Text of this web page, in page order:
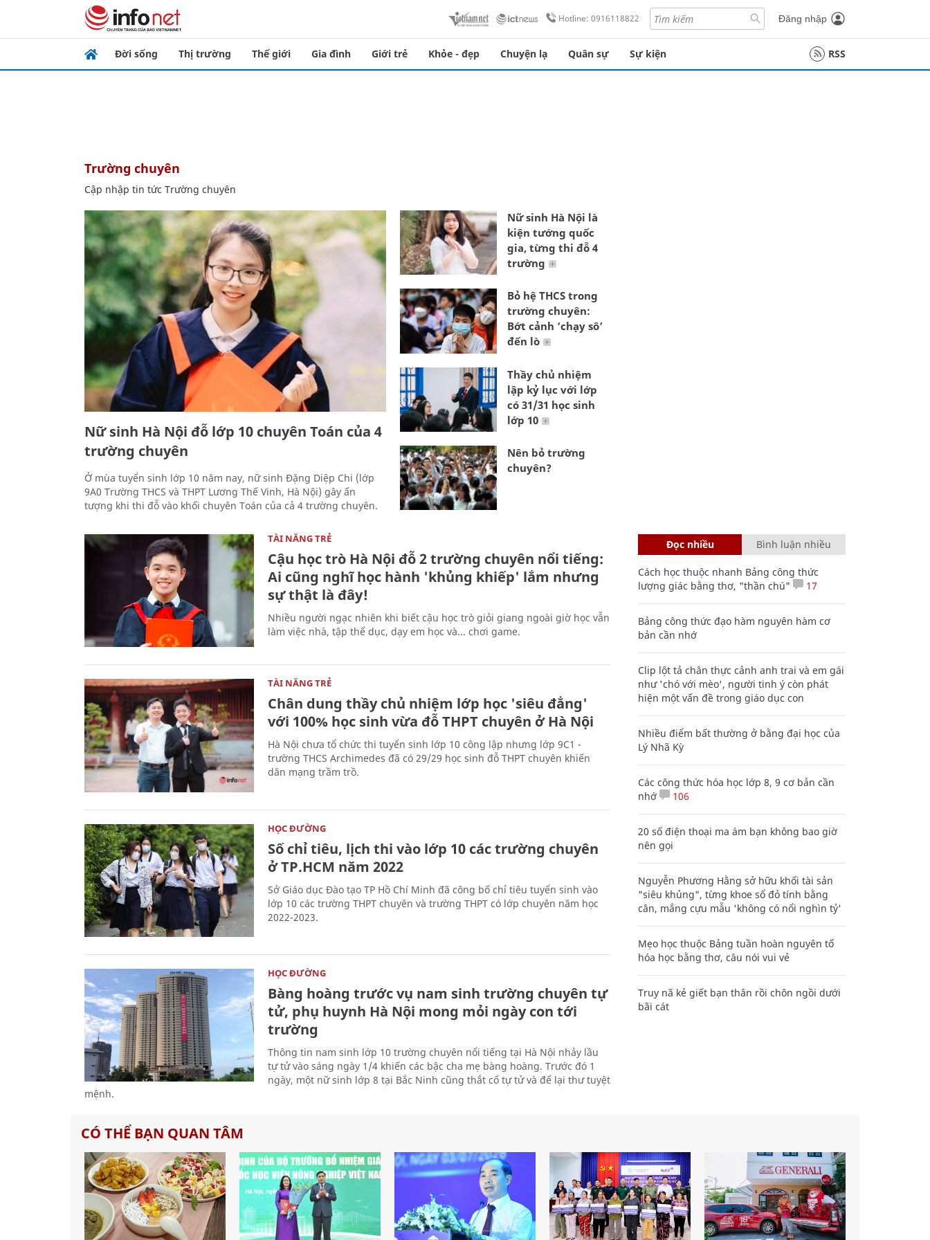
Hotline: 0916118822 Đăng nhập
Đời sống Thị trường Thế giới Gia đình Giới trẻ Khỏe - đẹp Chuyện lạ Quân sự Sự kiện RSS
Trường chuyên
Cập nhập tin tức Trường chuyên
Nữ sinh Hà Nội đỗ lớp 10 chuyên Toán của 4
trường chuyên
Ở mùa tuyển sinh lớp 10 năm nay, nữ sinh Đặng Diệp Chi (lớp
9A0 Trường THCS và THPT Lương Thế Vinh, Hà Nội) gây ấn
tượng khi thi đỗ vào khối chuyên Toán của cả 4 trường chuyên.
Nữ sinh Hà Nội là
kiện tướng quốc
gia, từng thi đỗ 4
trường
Bỏ hệ THCS trong
trường chuyên:
Bớt cảnh ‘chạy sô’
đến lò
Thầy chủ nhiệm
lập kỷ lục với lớp
có 31/31 học sinh
lớp 10
Nên bỏ trường
chuyên?
TÀI NĂNG TRẺ
Cậu học trò Hà Nội đỗ 2 trường chuyên nổi tiếng:
Ai cũng nghĩ học hành 'khủng khiếp' lắm nhưng
sự thật là đây!
Nhiều người ngạc nhiên khi biết cậu học trò giỏi giang ngoài giờ học vẫn
làm việc nhà, tập thể dục, dạy em học và... chơi game.
TÀI NĂNG TRẺ
Chân dung thầy chủ nhiệm lớp học 'siêu đẳng'
với 100% học sinh vừa đỗ THPT chuyên ở Hà Nội
Hà Nội chưa tổ chức thi tuyển sinh lớp 10 công lập nhưng lớp 9C1 -
trường THCS Archimedes đã có 29/29 học sinh đỗ THPT chuyên khiến
dân mạng trầm trồ.
HỌC ĐƯỜNG
Số chỉ tiêu, lịch thi vào lớp 10 các trường chuyên
ở TP.HCM năm 2022
Sở Giáo dục Đào tạo TP Hồ Chí Minh đã công bố chỉ tiêu tuyển sinh vào
lớp 10 các trường THPT chuyên và trường THPT có lớp chuyên năm học
2022-2023.
HỌC ĐƯỜNG
Bàng hoàng trước vụ nam sinh trường chuyên tự
tử, phụ huynh Hà Nội mong mỏi ngày con tới
trường
Thông tin nam sinh lớp 10 trường chuyên nổi tiếng tại Hà Nội nhảy lầu
tự tử vào sáng ngày 1/4 khiến các bậc cha mẹ bàng hoàng. Trước đó 1
ngày, một nữ sinh lớp 8 tại Bắc Ninh cũng thắt cổ tự tử và để lại thư tuyệt
mệnh.
Đọc nhiều Bình luận nhiều
Cách học thuộc nhanh Bảng công thức
lượng giác bằng thơ, "thần chú"
17
Bảng công thức đạo hàm nguyên hàm cơ
bản cần nhớ
Clip lột tả chân thực cảnh anh trai và em gái
như 'chó với mèo', người tinh ý còn phát
hiện một vấn đề trong giáo dục con
Nhiều điểm bất thường ở bằng đại học của
Lý Nhã Kỳ
Các công thức hóa học lớp 8, 9 cơ bản cần
nhớ
106
20 số điện thoại ma ám bạn không bao giờ
nên gọi
Nguyễn Phương Hằng sở hữu khối tài sản
"siêu khủng", từng khoe sổ đỏ tính bằng
cân, mắng cựu mẫu 'không có nổi nghìn tỷ'
Mẹo học thuộc Bảng tuần hoàn nguyên tố
hóa học bằng thơ, câu nói vui vẻ
Truy nã kẻ giết bạn thân rồi chôn ngồi dưới
bãi cát
CÓ THỂ BẠN QUAN TÂM